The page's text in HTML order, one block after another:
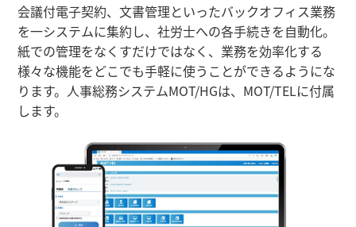
会議付電子契約、文書管理といったバックオフィス業務
を一システムに集約し、社労士への各手続きを自動化。
紙での管理をなくすだけではなく、業務を効率化する
様々な機能をどこでも手軽に使うことができるようにな
ります。人事総務システムMOT/HGは、MOT/TELに付属
します。